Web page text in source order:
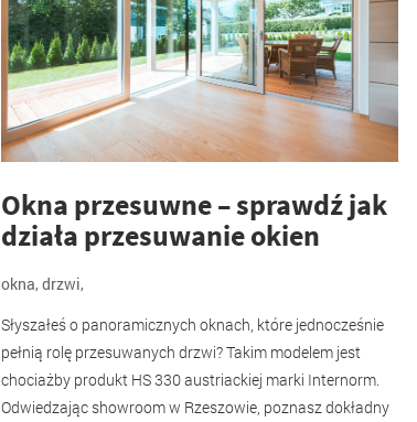
Okna przesuwne – sprawdź jak
działa przesuwanie okien
okna,drzwi,
Słyszałeś o panoramicznych oknach, które jednocześnie
pełnią rolę przesuwanych drzwi? Takim modelem jest
chociażby produkt HS 330 austriackiej marki Internorm.
Odwiedzając showroom w Rzeszowie, poznasz dokładny